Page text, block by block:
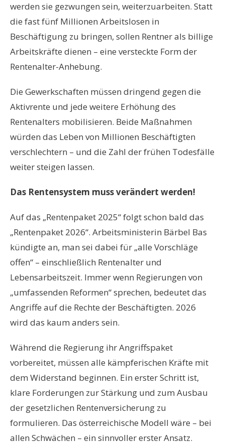
werden sie gezwungen sein, weiterzuarbeiten. Statt
die fast fünf Millionen Arbeitslosen in
Beschäftigung zu bringen, sollen Rentner als billige
Arbeitskräfte dienen – eine versteckte Form der
Rentenalter-Anhebung.
Die Gewerkschaften müssen dringend gegen die
Aktivrente und jede weitere Erhöhung des
Rentenalters mobilisieren. Beide Maßnahmen
würden das Leben von Millionen Beschäftigten
verschlechtern – und die Zahl der frühen Todesfälle
weiter steigen lassen.
Das Rentensystem muss verändert werden!
Auf das „Rentenpaket 2025“ folgt schon bald das
„Rentenpaket 2026“. Arbeitsministerin Bärbel Bas
kündigte an, man sei dabei für „alle Vorschläge
offen“ – einschließlich Rentenalter und
Lebensarbeitszeit. Immer wenn Regierungen von
„umfassenden Reformen“ sprechen, bedeutet das
Angriffe auf die Rechte der Beschäftigten. 2026
wird das kaum anders sein.
Während die Regierung ihr Angriffspaket
vorbereitet, müssen alle kämpferischen Kräfte mit
dem Widerstand beginnen. Ein erster Schritt ist,
klare Forderungen zur Stärkung und zum Ausbau
der gesetzlichen Rentenversicherung zu
formulieren. Das österreichische Modell wäre – bei
allen Schwächen – ein sinnvoller erster Ansatz.